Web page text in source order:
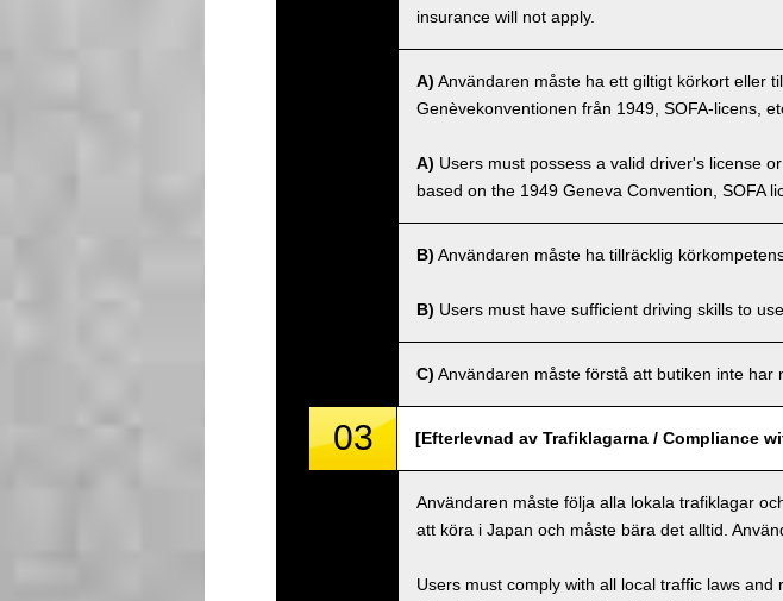
insurance will not apply.
A) Användaren måste ha ett giltigt körkort eller
Genèvekonventionen från 1949, SOFA-licens,
A) Users must possess a valid driver's license
based on the 1949 Geneva Convention, SOFA
B) Användaren måste ha tillräcklig
B) Users must have sufficient driving skills to
C) Användaren måste förstå att butiken inte har
03 [Efterlevnad av Trafiklagarna / Compliance
Användaren måste följa alla lokala trafiklagar
att köra i Japan och måste bära det alltid.
Users must comply with all local traffic laws